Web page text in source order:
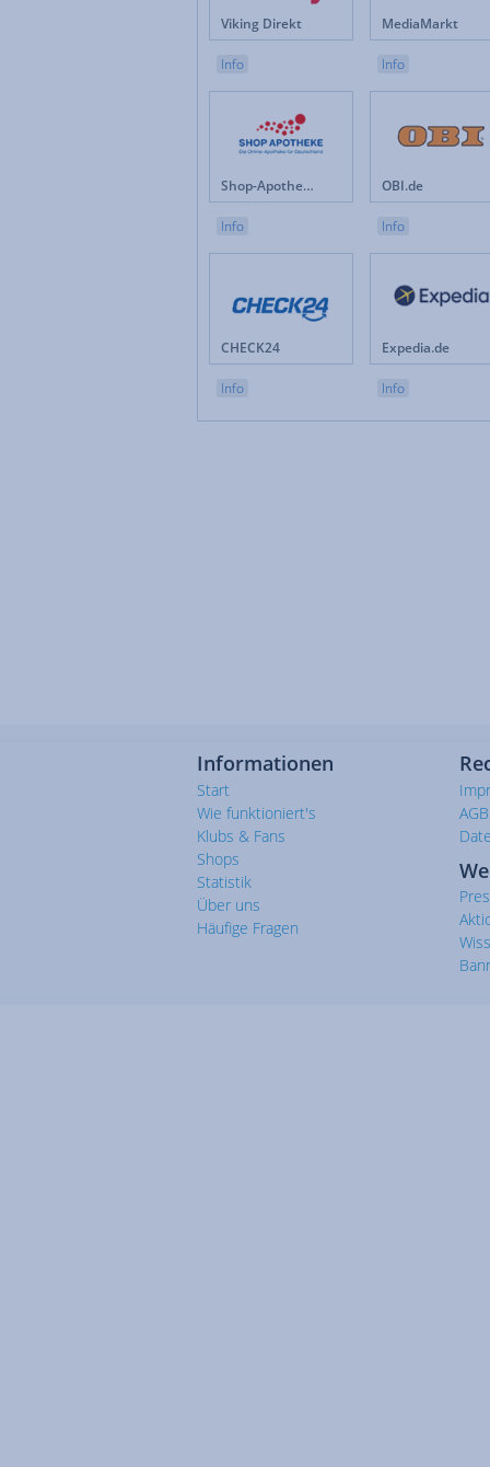
Viking Direkt
Info
MediaMarkt
Info
Shop-Apotheke.com
Info
OBI.de
Info
CHECK24
Info
Expedia.de
Info
Informationen
Start
Wie funktioniert's
Klubs & Fans
Shops
Statistik
Über uns
Häufige Fragen
AGB